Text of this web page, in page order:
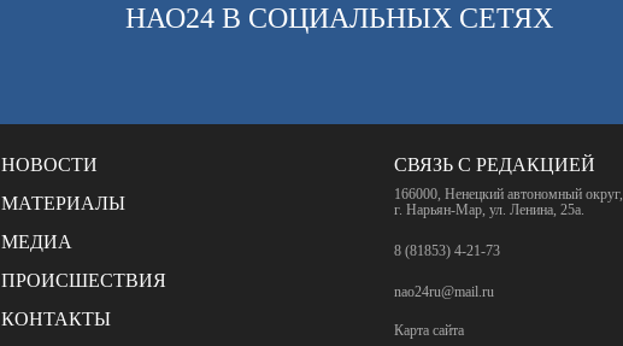
НАО24 В СОЦИАЛЬНЫХ СЕТЯХ
НОВОСТИ
МАТЕРИАЛЫ
МЕДИА
ПРОИСШЕСТВИЯ
КОНТАКТЫ
СВЯЗЬ С РЕДАКЦИЕЙ
166000, Ненецкий автономный округ,
г. Нарьян-Мар, ул. Ленина, 25а.
8 (81853) 4-21-73
nao24ru@mail.ru
Карта сайта